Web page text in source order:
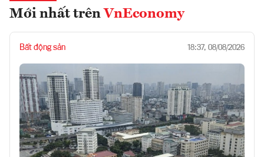
Mới nhất trên VnEconomy
Bất động sản 18:37, 08/08/2026